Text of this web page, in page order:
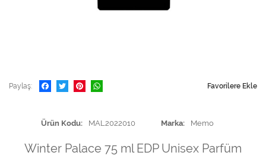
Paylaş Favorilere Ekle
Ürün Kodu MAL2022010 Marka Memo
Winter Palace 75 ml EDP Unisex Parfüm